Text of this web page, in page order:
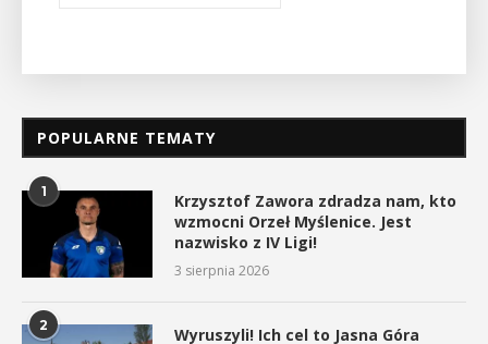
POPULARNE TEMATY
1
Krzysztof Zawora zdradza nam, kto
wzmocni Orzeł Myślenice. Jest
nazwisko z IV Ligi!
3 sierpnia 2026
2 Wyruszyli! Ich cel to Jasna Góra